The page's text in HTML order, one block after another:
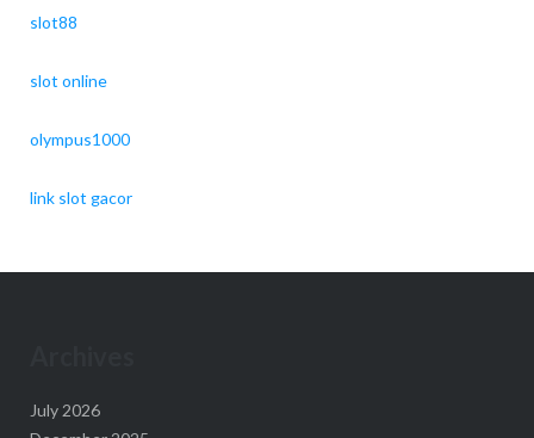
slot88
slot online
olympus1000
link slot gacor
July 2026